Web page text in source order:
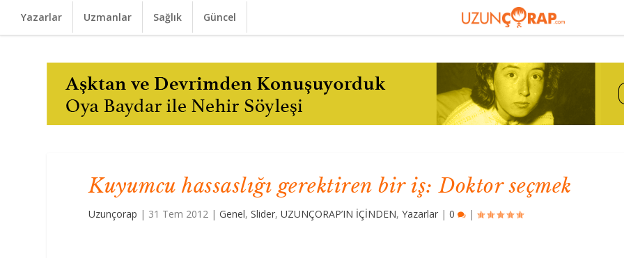
Yazarlar Uzmanlar Sağlık Güncel
Kuyumcu hassaslığı gerektiren bir iş: Doktor seçmek
Uzunçorap | 31 Tem 2012 |Genel,Slider,UZUNÇORAP’IN İÇİNDEN,Yazarlar |0 |